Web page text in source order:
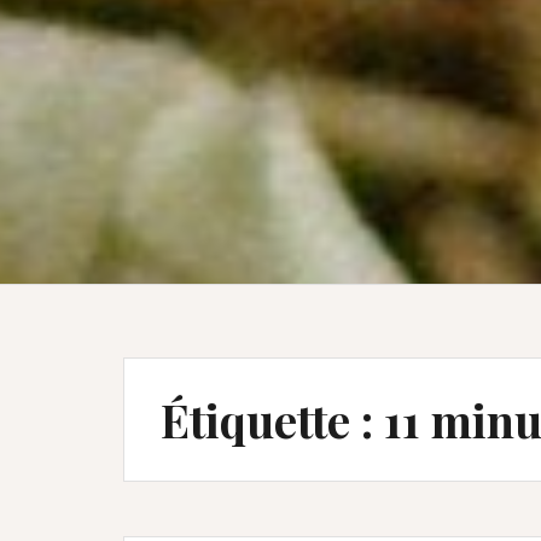
Étiquette : 11